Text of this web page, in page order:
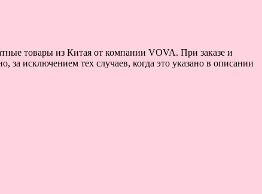
товары из Китая от компании VOVA. При заказе и
исключением тех случаев, когда это указано в описании